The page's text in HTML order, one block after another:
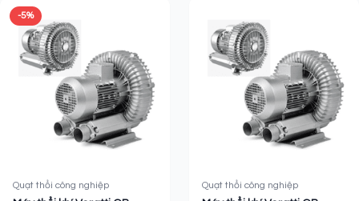
-5%
Quạt thổi công nghiệp Quạt thổi công nghiệp